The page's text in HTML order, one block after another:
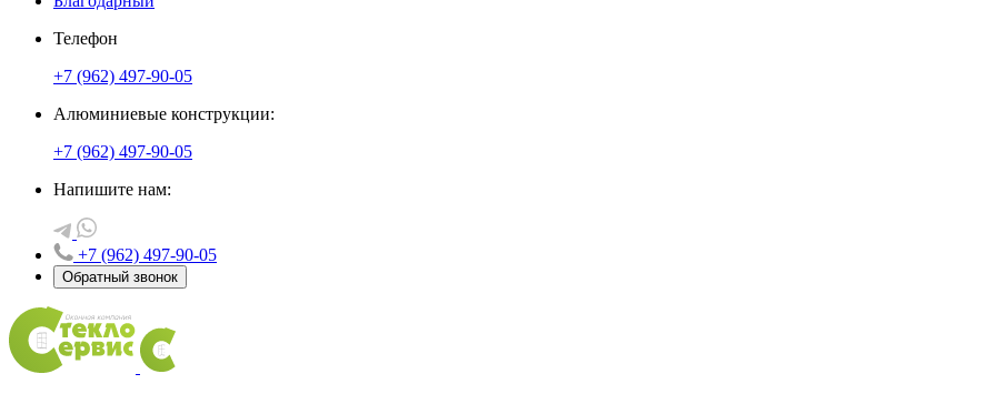
Телефон
+7 (962) 497-90-05
Алюминиевые конструкции:
+7 (962) 497-90-05
Напишите нам:
+7 (962) 497-90-05
Обратный звонок